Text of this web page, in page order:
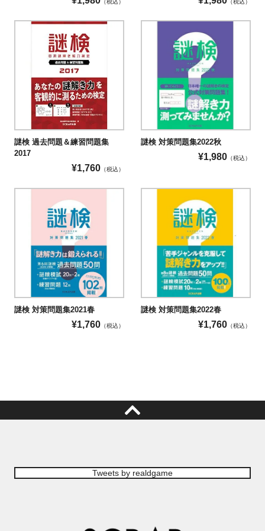
（税込） （税込）
謎検 過去問題＆練習問題集
2017
¥1,760 （税込）
謎検 対策問題集2022秋
¥1,980 （税込）
謎検 対策問題集2021春
¥1,760 （税込）
謎検 対策問題集2022春
¥1,760 （税込）
Tweets by realdgame